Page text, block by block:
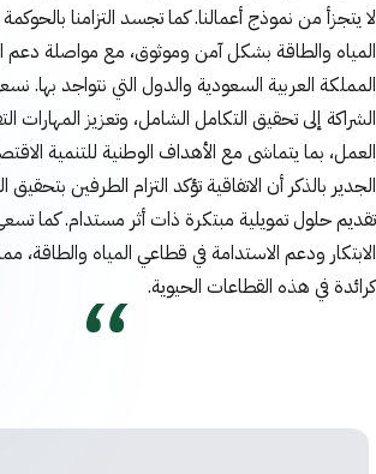
لا يتجزأ من نموذج أعمالنا. كما تجسد التزامنا
المياه والطاقة بشكل آمن وموثوق، مع مواصلة دعم
المملكة العربية السعودية والدول التي نتواجد
الشراكة إلى تحقيق التكامل الشامل، وتعزيز المهارات
العمل، بما يتماشى مع الأهداف الوطنية للتنمية
الجدير بالذكر أن الاتفاقية تؤكد التزام الطرفين بتحقيق
تقديم حلول تمويلية مبتكرة ذات أثر مستدام. كما
الابتكار ودعم الاستدامة في قطاعي المياه والطاقة،
كرائدة في هذه القطاعات الحيوية.